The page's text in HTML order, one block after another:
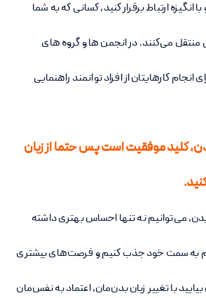
انگیزه ارتباط برقرار کنید، کسانی که به شما
منتقل می‌کنند. در انجمن ها و گروه های
انجام کارهایتان از افراد توانمند راهنمایی
کلید موفقیت است پس حتما از زبان
می‌توانیم نه تنها احساس بهتری داشته
هم به سمت خود جذب کنیم و فرصت‌های بیشتری
با تغییر زبان بدن‌مان، اعتماد به نفس‌مان